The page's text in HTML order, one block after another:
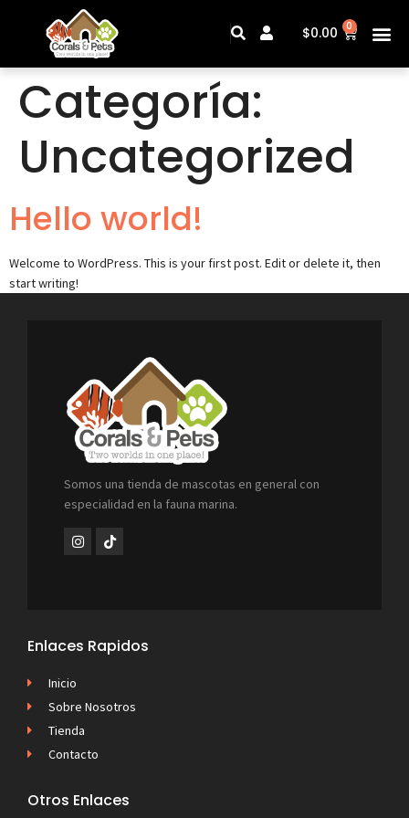
$0.00 0
Categoría:
Uncategorized
Hello world!
Welcome to WordPress. This is your first post. Edit or delete it, then
start writing!
Somos una tienda de mascotas en general con
especialidad en la fauna marina.
Enlaces Rapidos
Inicio
Sobre Nosotros
Tienda
Contacto
Otros Enlaces